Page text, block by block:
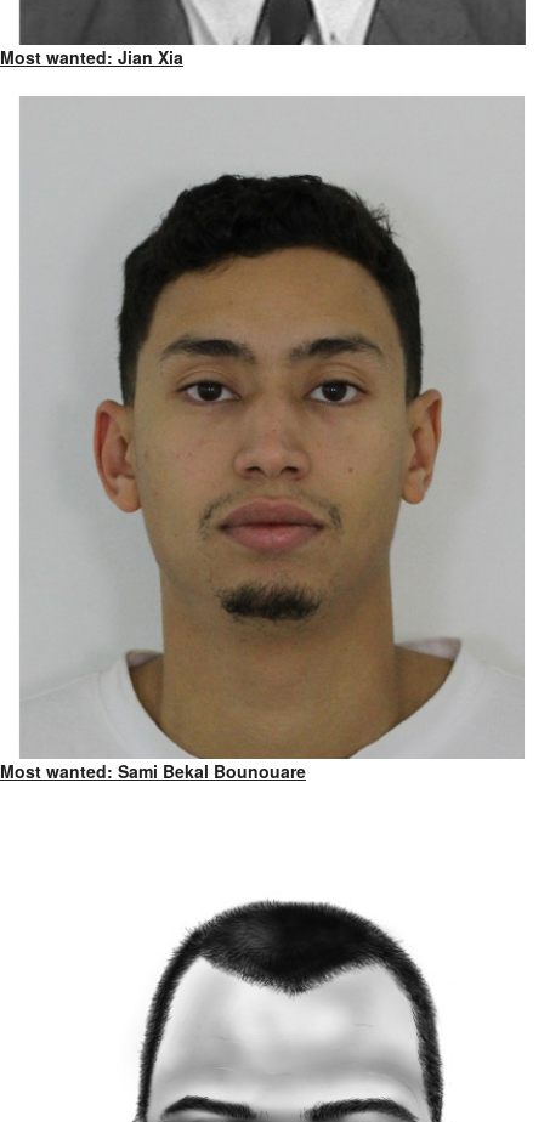
Most wanted: Jian Xia
Most wanted: Sami Bekal Bounouare